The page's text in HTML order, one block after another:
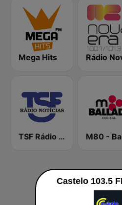
Mega Hits
TSF Rádio Notícias
Castelo 103.5